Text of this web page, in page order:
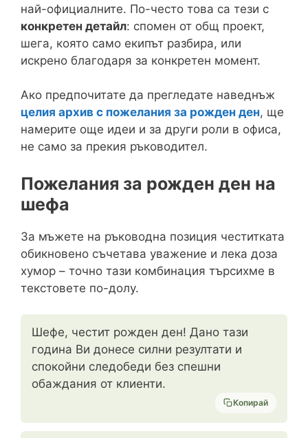
най-официалните. По-често това са тези с
конкретен детайл: спомен от общ проект,
шега, която само екипът разбира, или
искрено благодаря за конкретен момент.
Ако предпочитате да прегледате наведнъж
целия архив с пожелания за рожден ден, ще
намерите още идеи и за други роли в офиса,
не само за прекия ръководител.
Пожелания за рожден ден на
шефа
За мъжете на ръководна позиция честитката
обикновено съчетава уважение и лека доза
хумор – точно тази комбинация търсихме в
текстовете по-долу.
Шефе, честит рожден ден! Дано тази
година Ви донесе силни резултати и
спокойни следобеди без спешни
обаждания от клиенти.
Копирай